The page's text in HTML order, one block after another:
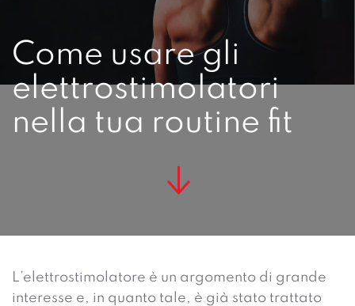
Come usare gli
elettrostimolatori
nella tua routine fit
L’elettrostimolatore è un argomento di grande
interesse e, in quanto tale, è già stato trattato